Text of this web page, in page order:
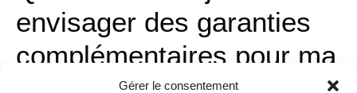
Gérer le consentement
envisager des garanties
complémentaires pour ma